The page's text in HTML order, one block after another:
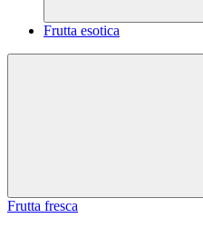
Frutta esotica
Frutta fresca